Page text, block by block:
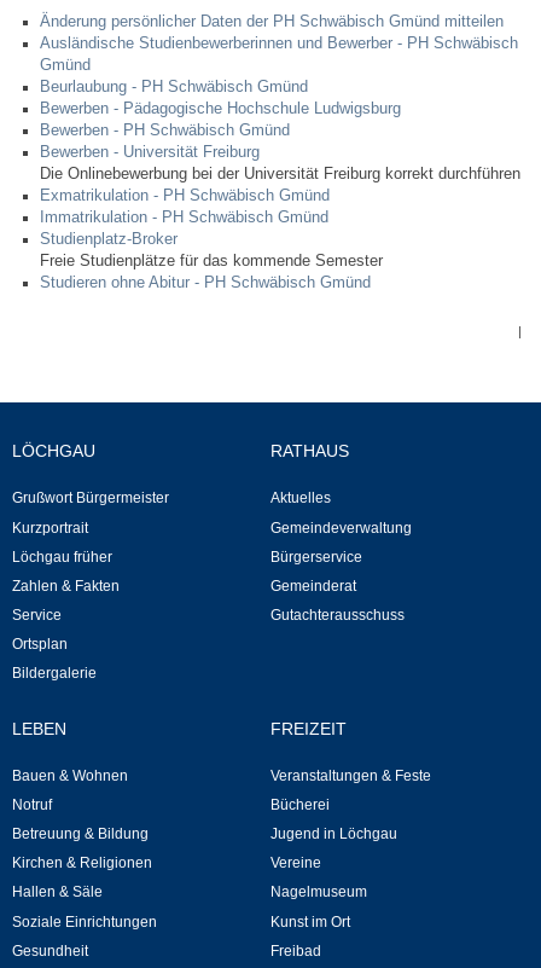
Kunst im Ort
Dorfrundgang
Kunst- und Kulturkreis
Freibad
Gewerbe
Firmen
Selbsteintrag
Änderung persönlicher Daten der PH Schwäbisch Gmünd mitteilen
Ausländische Studienbewerberinnen und Bewerber - PH Schwäbisch
Gmünd
Beurlaubung - PH Schwäbisch Gmünd
Bewerben - Pädagogische Hochschule Ludwigsburg
Bewerben - PH Schwäbisch Gmünd
Bewerben - Universität Freiburg
Die Onlinebewerbung bei der Universität Freiburg korrekt durchführen
Exmatrikulation - PH Schwäbisch Gmünd
Immatrikulation - PH Schwäbisch Gmünd
Studienplatz-Broker
Freie Studienplätze für das kommende Semester
Studieren ohne Abitur - PH Schwäbisch Gmünd
LÖCHGAU
Grußwort Bürgermeister
Kurzportrait
Löchgau früher
Zahlen & Fakten
Service
Ortsplan
Bildergalerie
RATHAUS
Aktuelles
Gemeindeverwaltung
Bürgerservice
Gemeinderat
Gutachterausschuss
LEBEN
Bauen & Wohnen
Notruf
Betreuung & Bildung
Kirchen & Religionen
Hallen & Säle
Soziale Einrichtungen
Gesundheit
FREIZEIT
Veranstaltungen & Feste
Bücherei
Jugend in Löchgau
Vereine
Nagelmuseum
Kunst im Ort
Freibad